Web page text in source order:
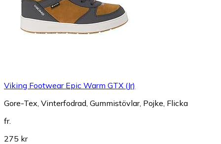
Viking Footwear Epic Warm GTX (Jr)
Gore-Tex, Vinterfodrad, Gummistövlar, Pojke, Flicka
fr.
275 kr